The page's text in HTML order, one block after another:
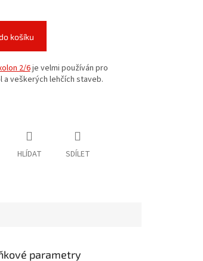
košíku
2/6je velmi používán pro
veškerých lehčích staveb.
HLÍDAT SDÍLET
parametry